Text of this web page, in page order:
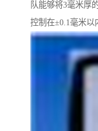
队能够将3毫米厚
控制在±0.1毫米以